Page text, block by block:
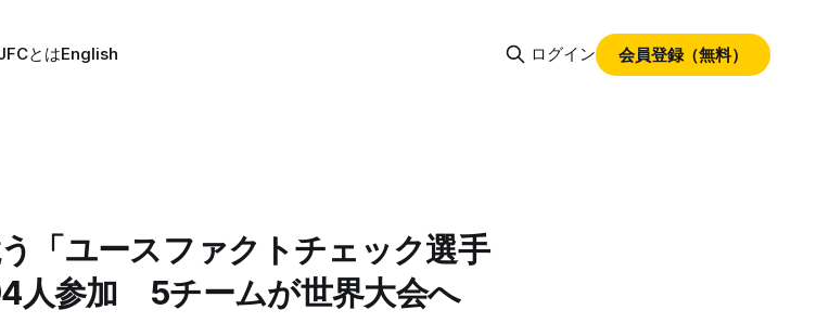
とはEnglish ログイン 会員登録（無料）
「ユースファクトチェック選手
人参加 5チームが世界大会へ